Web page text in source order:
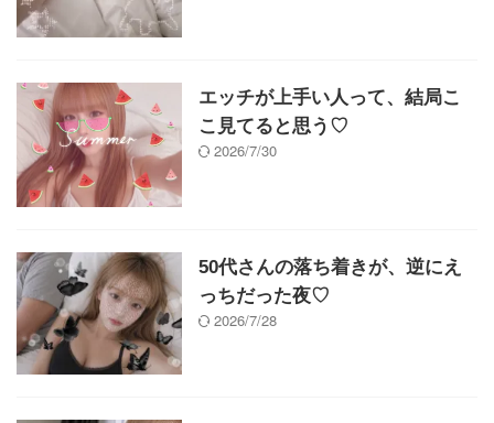
エッチが上手い人って、結局こ
こ見てると思う♡
2026/7/30
50代さんの落ち着きが、逆にえ
っちだった夜♡
2026/7/28